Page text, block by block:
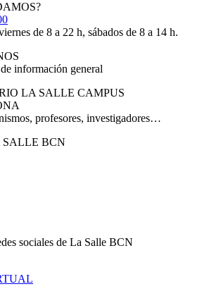
de 8 a 22 h, sábados de 8 a 14 h.
información general
LA SALLE CAMPUS
profesores, investigadores…
SALLE BCN
sociales de La Salle BCN